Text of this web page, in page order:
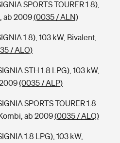
SPORTS TOURER 1.8),
ab 2009(0035 / ALN)
1.8), 103 kW, Bivalent,
/ ALO)
STH 1.8 LPG), 103 kW,
(0035 / ALP)
SPORTS TOURER 1.8
ab 2009(0035 / ALQ)
1.8 LPG), 103 kW,